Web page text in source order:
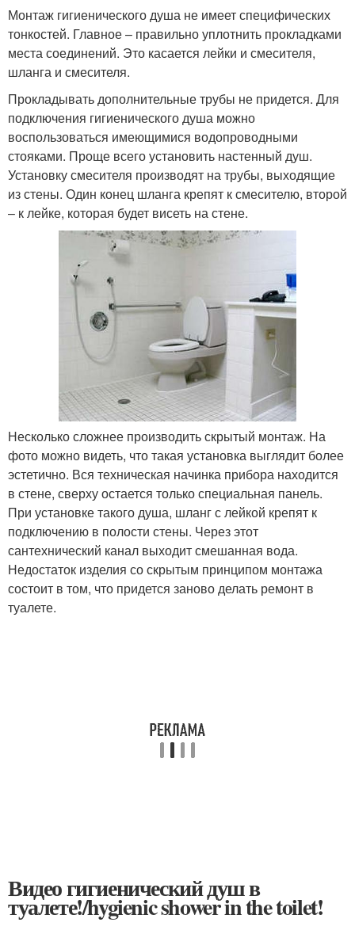
Монтаж гигиенического душа не имеет специфических
тонкостей. Главное – правильно уплотнить прокладками
места соединений. Это касается лейки и смесителя,
шланга и смесителя.
Прокладывать дополнительные трубы не придется. Для
подключения гигиенического душа можно
воспользоваться имеющимися водопроводными
стояками. Проще всего установить настенный душ.
Установку смесителя производят на трубы, выходящие
из стены. Один конец шланга крепят к смесителю, второй
– к лейке, которая будет висеть на стене.
Несколько сложнее производить скрытый монтаж. На
фото можно видеть, что такая установка выглядит более
эстетично. Вся техническая начинка прибора находится
в стене, сверху остается только специальная панель.
При установке такого душа, шланг с лейкой крепят к
подключению в полости стены. Через этот
сантехнический канал выходит смешанная вода.
Недостаток изделия со скрытым принципом монтажа
состоит в том, что придется заново делать ремонт в
туалете.
Видео гигиенический душ в
туалете!/hygienic shower in the toilet!